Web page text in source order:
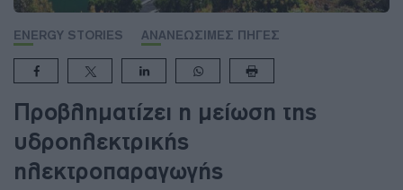
ENERGY STORIES ΑΝΑΝΕΩΣΙΜΕΣ ΠΗΓΕΣ
Προβληματίζει η μείωση της
υδροηλεκτρικής
ηλεκτροπαραγωγής